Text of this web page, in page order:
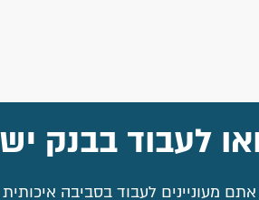
לעבוד בבנק
מעוניינים לעבוד בסביבה איכותית